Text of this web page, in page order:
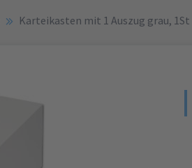
Karteikasten mit 1 Auszug grau, 1St